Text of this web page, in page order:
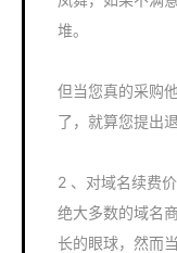
堆。
但当您真的采购
了，就算您提出
2 、对域名续费
绝大多数的域名
长的眼球，然而